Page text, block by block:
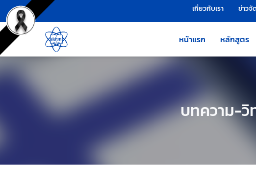
ข้ามไปยังเนื้อหาหลัก
เครื่องมือช่วยเหลือ เกี่ยวกับเรา ข่าวจั
หน้าแรก หลักสูตร
บทความ-วิ